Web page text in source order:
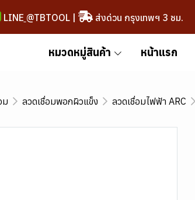
LINE @TBTOOL| ส่งด่วน กรุงเทพฯ 3 ชม.
หมวดหมู่สินค้า หน้าแรก
ม ลวดเชื่อมพอกผิวแข็ง ลวดเชื่อมไฟฟ้า ARC